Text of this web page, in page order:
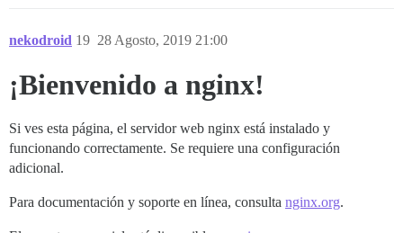
nekodroid 28 Agosto, 2019 21:00
19
¡Bienvenido a nginx!
Si ves esta página, el servidor web nginx está instalado y
funcionando correctamente. Se requiere una configuración
adicional.
Para documentación y soporte en línea, consulta nginx.org.